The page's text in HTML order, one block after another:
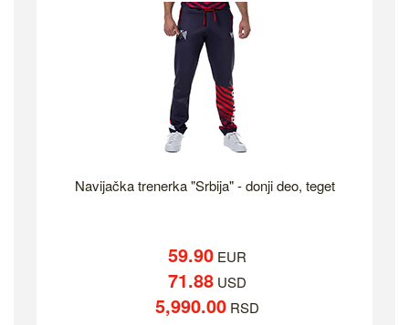
Navijačka trenerka "Srbija" - donji deo, teget
59.90EUR
71.88USD
5,990.00RSD